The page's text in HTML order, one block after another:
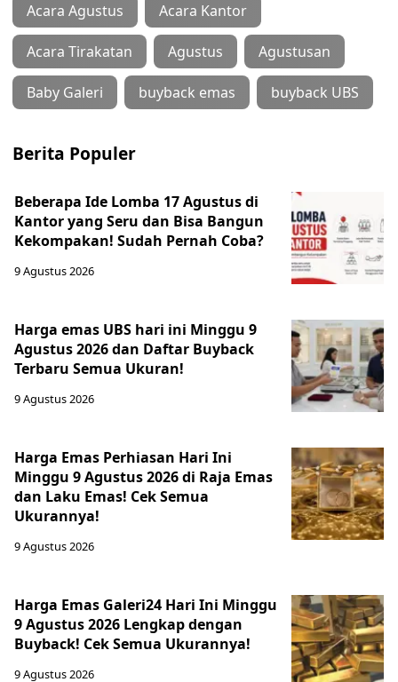
Acara Agustus Acara Kantor
Acara Tirakatan Agustus Agustusan
Baby Galeri buyback emas buyback UBS
Berita Populer
Beberapa Ide Lomba 17 Agustus di
Kantor yang Seru dan Bisa Bangun
Kekompakan! Sudah Pernah Coba?
9 Agustus 2026
Harga emas UBS hari ini Minggu 9
Agustus 2026 dan Daftar Buyback
Terbaru Semua Ukuran!
9 Agustus 2026
Harga Emas Perhiasan Hari Ini
Minggu 9 Agustus 2026 di Raja Emas
dan Laku Emas! Cek Semua
Ukurannya!
9 Agustus 2026
Harga Emas Galeri24 Hari Ini Minggu
9 Agustus 2026 Lengkap dengan
Buyback! Cek Semua Ukurannya!
9 Agustus 2026